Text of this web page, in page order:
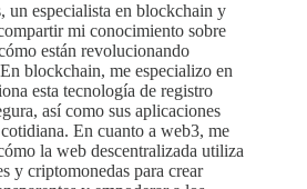
un especialista en blockchain y
mi conocimiento sobre
están revolucionando
blockchain, me especializo en
esta tecnología de registro
así como sus aplicaciones
En cuanto a web3, me
la web descentralizada utiliza
y criptomonedas para crear